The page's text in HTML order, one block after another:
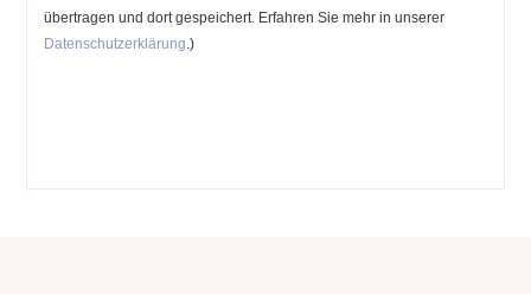
übertragen und dort gespeichert. Erfahren Sie mehr in unserer
Datenschutzerklärung .)